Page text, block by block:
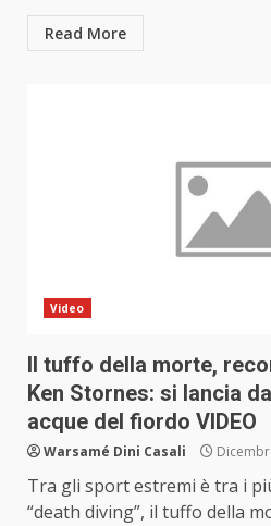
Read More
Video
Il tuffo della morte,
Ken Stornes: si lancia
acque del fiordo VIDEO
Warsamé Dini Casali
Tra gli sport estremi è tra i
“death diving”, il tuffo della